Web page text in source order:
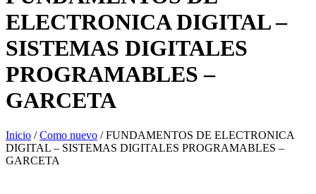
ELECTRONICA DIGITAL –
SISTEMAS DIGITALES
PROGRAMABLES –
GARCETA
Inicio /Como nuevo / FUNDAMENTOS DE ELECTRONICA
DIGITAL – SISTEMAS DIGITALES PROGRAMABLES –
GARCETA